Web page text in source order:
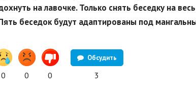
на лавочке. Только снять беседку на
беседок будут адаптированы под
0 0 0
Обсудить
3